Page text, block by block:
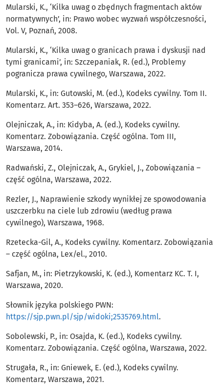
Mularski, K., ‘Kilka uwag o zbędnych fragmentach aktów
normatywnych’, in: Prawo wobec wyzwań współczesności,
Vol. V, Poznań, 2008.
Mularski, K., ‘Kilka uwag o granicach prawa i dyskusji nad
tymi granicami’, in: Szczepaniak, R. (ed.), Problemy
pogranicza prawa cywilnego, Warszawa, 2022.
Mularski, K., in: Gutowski, M. (ed.), Kodeks cywilny. Tom II.
Komentarz. Art. 353–626, Warszawa, 2022.
Olejniczak, A., in: Kidyba, A. (ed.), Kodeks cywilny.
Komentarz. Zobowiązania. Część ogólna. Tom III,
Warszawa, 2014.
Radwański, Z., Olejniczak, A., Grykiel, J., Zobowiązania –
część ogólna, Warszawa, 2022.
Rezler, J., Naprawienie szkody wynikłej ze spowodowania
uszczerbku na ciele lub zdrowiu (według prawa
cywilnego), Warszawa, 1968.
Rzetecka-Gil, A., Kodeks cywilny. Komentarz. Zobowiązania
– część ogólna, Lex/el., 2010.
Safjan, M., in: Pietrzykowski, K. (ed.), Komentarz KC. T. I,
Warszawa, 2020.
Słownik języka polskiego PWN:
https://sjp.pwn.pl/sjp/widoki;2535769.html.
Sobolewski, P., in: Osajda, K. (ed.), Kodeks cywilny.
Komentarz. Zobowiązania. Część ogólna, Warszawa, 2022.
Strugała, R., in: Gniewek, E. (ed.), Kodeks cywilny.
Komentarz, Warszawa, 2021.